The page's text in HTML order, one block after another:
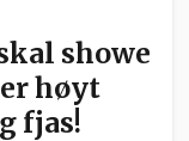
showe
høyt
fjas!